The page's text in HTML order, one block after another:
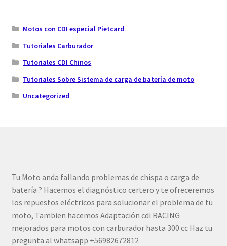
Motos con CDI especial Pietcard
Tutoriales Carburador
Tutoriales CDI Chinos
Tutoriales Sobre Sistema de carga de batería de moto
Uncategorized
Tu Moto anda fallando problemas de chispa o carga de
batería ? Hacemos el diagnóstico certero y te ofreceremos
los repuestos eléctricos para solucionar el problema de tu
moto, Tambien hacemos Adaptación cdi RACING
mejorados para motos con carburador hasta 300 cc Haz tu
pregunta al whatsapp +56982672812